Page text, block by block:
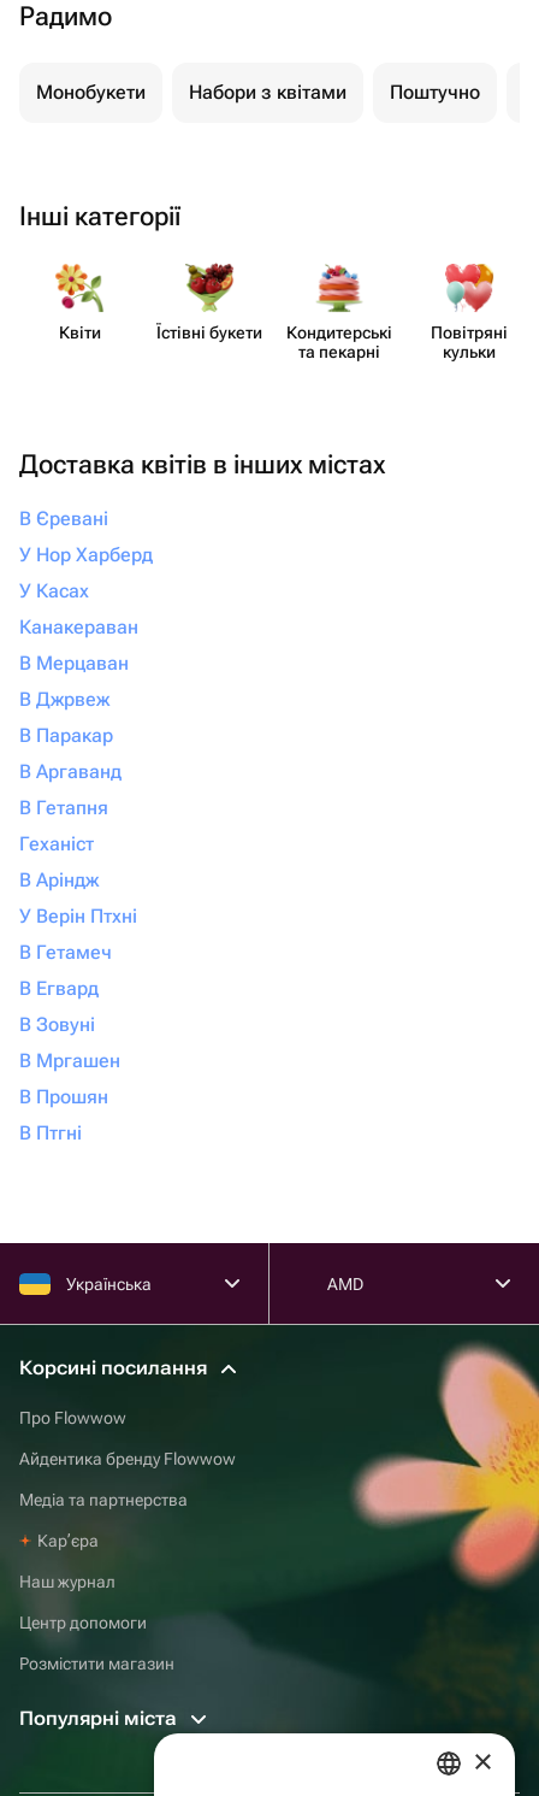
Радимо
Монобукети Набори з квітами Поштучно
Інші категорії
Квіти Їстівні букети
Кондит​ерські
та пекарні
Повітряні
кульки
Доставка квітів в інших містах
В Єревані
У Нор Харберд
У Касах
Канакераван
В Мерцаван
В Джрвеж
В Паракар
В Аргаванд
В Гетапня
Геханіст
В Аріндж
У Верін Птхні
В Гетамеч
В Егвард
В Зовуні
В Мргашен
В Прошян
В Птгні
Українська AMD
Корсині посилання
Про Flowwow
Айдентика бренду Flowwow
Медіа та партнерства
Карʼєра
Наш журнал
Центр допомоги
Розмістити магазин
Популярні міста
×